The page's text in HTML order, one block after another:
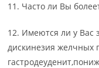
11. Часто ли Вы
12. Имеются ли у Вас
дискинезия желчных